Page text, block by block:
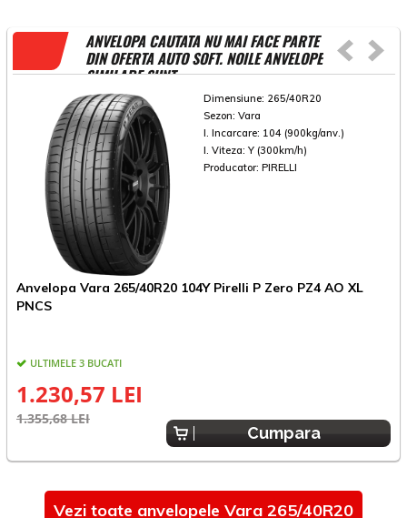
ANVELOPA CAUTATA NU MAI FACE PARTE
DIN OFERTA AUTO SOFT. NOILE ANVELOPE
SIMILARE SUNT
Dimensiune: 265/40R20
Sezon: Vara
I. Incarcare: 104 (900kg/anv.)
I. Viteza: Y (300km/h)
Producator: PIRELLI
Anvelopa Vara 265/40R20 104Y Pirelli P Zero PZ4 AO XL
PNCS
ULTIMELE 3 BUCATI
1.230,57 LEI
1.355,68 LEI
Cumpara
Vezi toate anvelopele Vara 265/40R20